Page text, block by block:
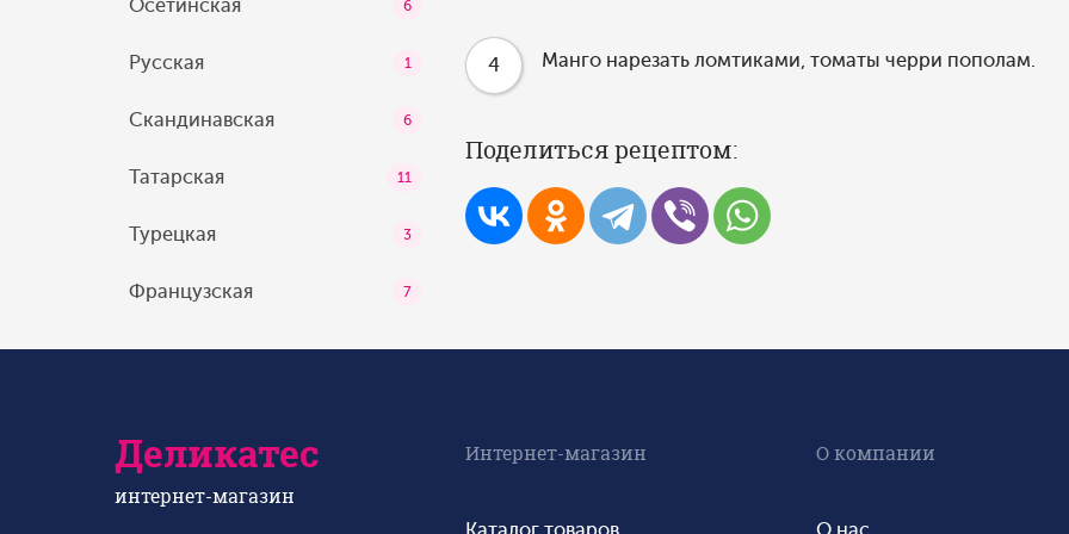
Осетинская 6
Русская 1
Скандинавская 6
Татарская 11
Турецкая 3
Французская 7
4 Манго нарезать ломтиками, томаты черри пополам.
Поделиться рецептом:
Деликатес
интернет-магазин
Интернет-магазин О компании